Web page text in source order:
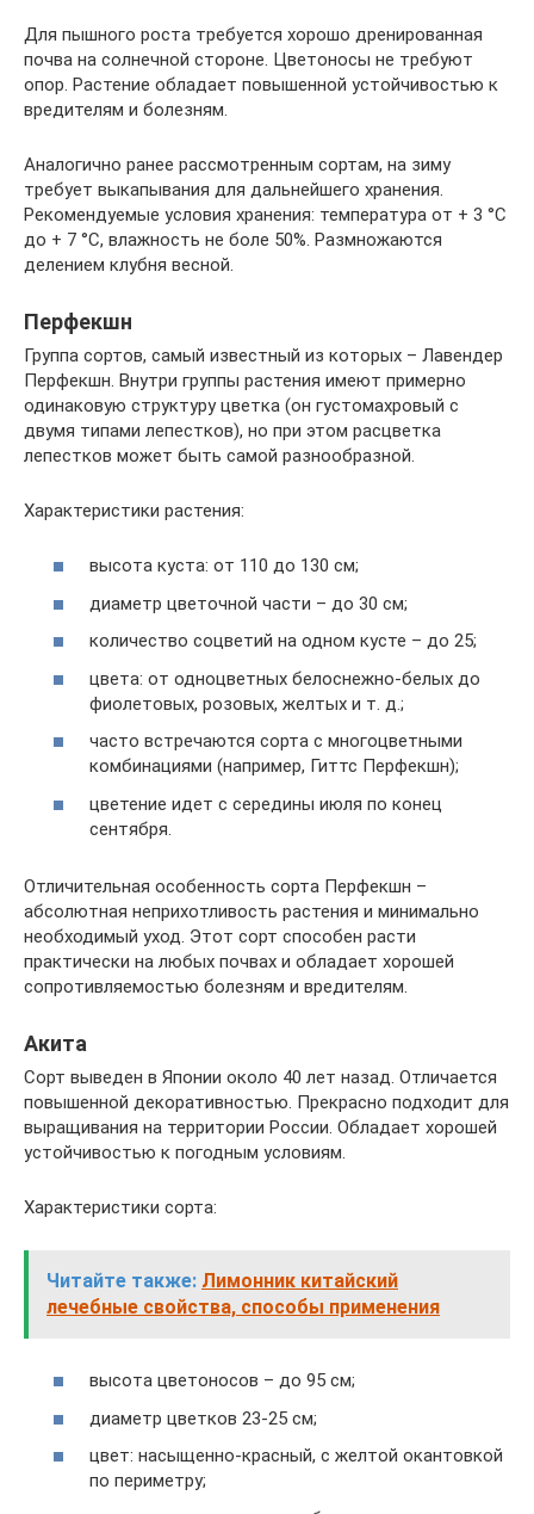
Для пышного роста требуется хорошо дренированная
почва на солнечной стороне. Цветоносы не требуют
опор. Растение обладает повышенной устойчивостью к
вредителям и болезням.
Аналогично ранее рассмотренным сортам, на зиму
требует выкапывания для дальнейшего хранения.
Рекомендуемые условия хранения: температура от + 3 °С
до + 7 °С, влажность не боле 50%. Размножаются
делением клубня весной.
Перфекшн
Группа сортов, самый известный из которых – Лавендер
Перфекшн. Внутри группы растения имеют примерно
одинаковую структуру цветка (он густомахровый с
двумя типами лепестков), но при этом расцветка
лепестков может быть самой разнообразной.
Характеристики растения:
высота куста: от 110 до 130 см;
диаметр цветочной части – до 30 см;
количество соцветий на одном кусте – до 25;
цвета: от одноцветных белоснежно-белых до
фиолетовых, розовых, желтых и т. д.;
часто встречаются сорта с многоцветными
комбинациями (например, Гиттс Перфекшн);
цветение идет с середины июля по конец
сентября.
Отличительная особенность сорта Перфекшн –
абсолютная неприхотливость растения и минимально
необходимый уход. Этот сорт способен расти
практически на любых почвах и обладает хорошей
сопротивляемостью болезням и вредителям.
Акита
Сорт выведен в Японии около 40 лет назад. Отличается
повышенной декоративностью. Прекрасно подходит для
выращивания на территории России. Обладает хорошей
устойчивостью к погодным условиям.
Характеристики сорта:
Читайте также: Лимонник китайский
лечебные свойства, способы применения
высота цветоносов – до 95 см;
диаметр цветков 23-25 см;
цвет: насыщенно-красный, с желтой окантовкой
по периметру;